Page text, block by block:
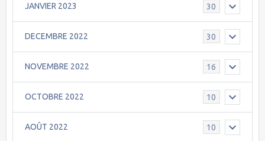
JANVIER 2023 30
DECEMBRE 2022 30
NOVEMBRE 2022 16
OCTOBRE 2022 10
AOÛT 2022 10